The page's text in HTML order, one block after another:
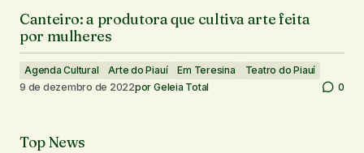
Canteiro: a produtora que cultiva arte feita
por mulheres
Agenda Cultural Arte do Piauí Em Teresina
Teatro do Piauí
9 de dezembro de 2022por Geleia Total 0
Top News